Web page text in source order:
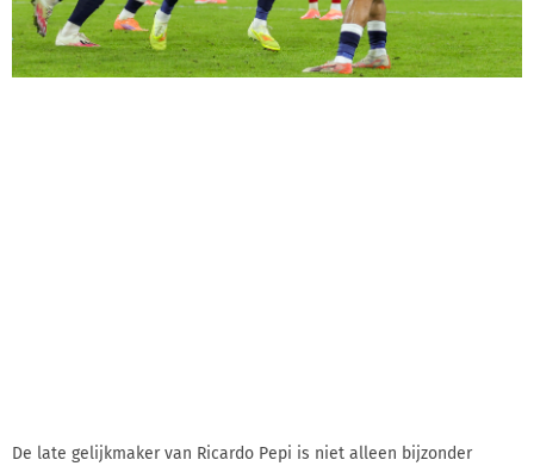
De late gelijkmaker van Ricardo Pepi is niet alleen bijzonder